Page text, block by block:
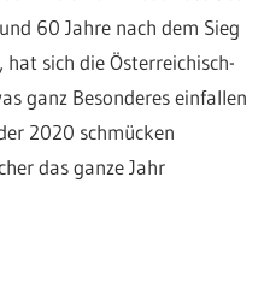
60 Jahre nach dem Sieg
sich die Österreichisch-
ganz Besonderes einfallen
2020 schmücken
das ganze Jahr